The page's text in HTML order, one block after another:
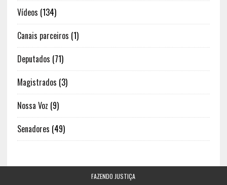
Vídeos (134)
Canais parceiros (1)
Deputados (71)
Magistrados (3)
Nossa Voz (9)
Senadores (49)
FAZENDO JUSTIÇA